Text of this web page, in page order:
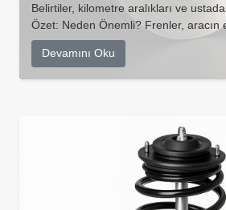
Belirtiler, kilometre aralıkları ve
Özet: Neden Önemli? Frenler, aracın
Devamını Oku